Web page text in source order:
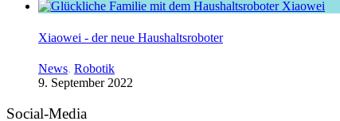
Xiaowei - der neue Haushaltsroboter
News, Robotik
9. September 2022
Social-Media